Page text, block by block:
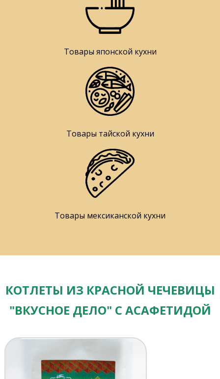
Товары японской кухни
Товары тайской кухни
Товары мексиканской кухни
КОТЛЕТЫ ИЗ КРАСНОЙ ЧЕЧЕВИЦЫ
"ВКУСНОЕ ДЕЛО" С АСАФЕТИДОЙ